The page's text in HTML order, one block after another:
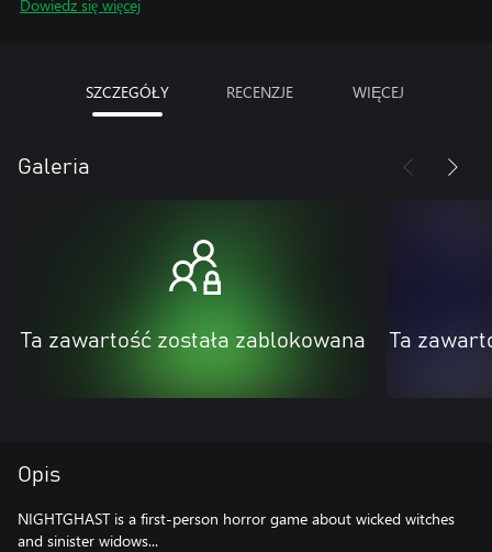
Dowiedz się więcej
SZCZEGÓŁY RECENZJE WIĘCEJ
Galeria
Ta zawartość została zablokowana Ta
Opis
NIGHTGHAST is a first-person horror game about wicked witches
and sinister widows...